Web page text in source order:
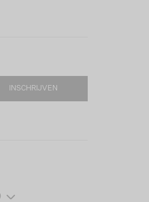
INSCHRIJVEN